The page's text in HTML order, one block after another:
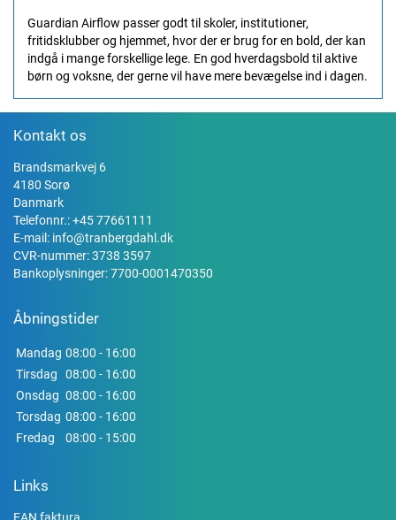
Guardian Airflow passer godt til skoler, institutioner,
fritidsklubber og hjemmet, hvor der er brug for en bold, der kan
indgå i mange forskellige lege. En god hverdagsbold til aktive
børn og voksne, der gerne vil have mere bevægelse ind i dagen.
Kontakt os
Brandsmarkvej 6
4180 Sorø
Danmark
Telefonnr.:+45 77661111
E-mail: info@tranbergdahl.dk
CVR-nummer: 3738 3597
Bankoplysninger: 7700-0001470350
Åbningstider
Mandag 08:00 - 16:00
Tirsdag
08:00 - 16:00
Onsdag 08:00 - 16:00
Torsdag 08:00 - 16:00
Fredag
08:00 - 15:00
Links